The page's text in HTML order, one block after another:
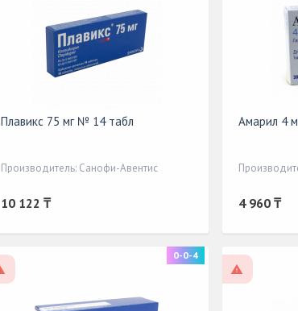
Плавикс 75 мг № 14 табл
Производитель: Санофи-Авентис
10 122 ₸
Амарил 4
4 960 ₸
0-0-4